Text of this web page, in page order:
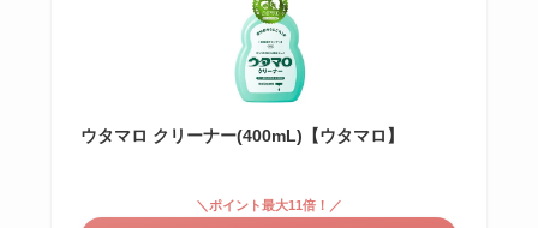
ウタマロ クリーナー(400mL)【ウタマロ】
＼ポイント最大11倍！／